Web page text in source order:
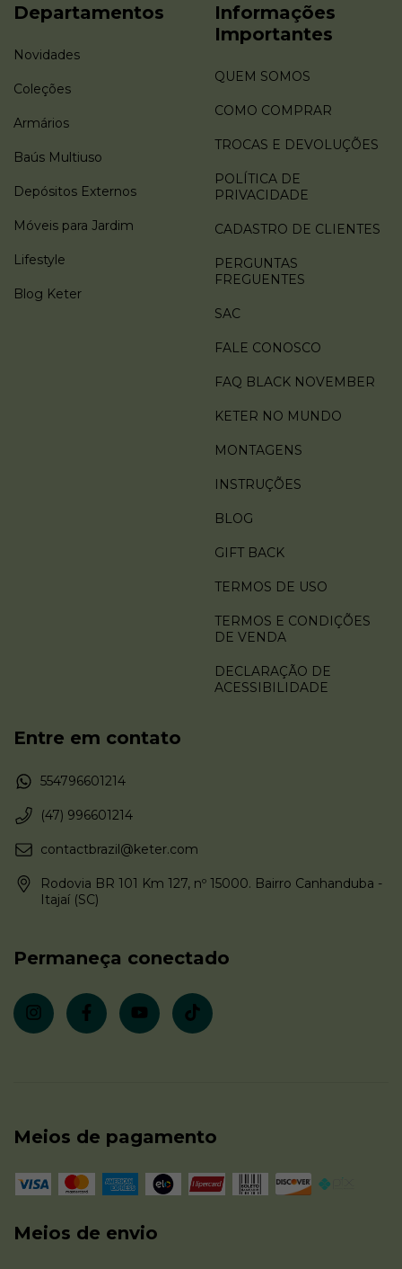
Departamentos
Novidades
Coleções
Armários
Baús Multiuso
Depósitos Externos
Móveis para Jardim
Lifestyle
Blog Keter
Informações
Importantes
QUEM SOMOS
COMO COMPRAR
TROCAS E DEVOLUÇÕES
POLÍTICA DE
PRIVACIDADE
CADASTRO DE CLIENTES
PERGUNTAS
FREGUENTES
SAC
FALE CONOSCO
FAQ BLACK NOVEMBER
KETER NO MUNDO
MONTAGENS
INSTRUÇÕES
BLOG
GIFT BACK
TERMOS DE USO
TERMOS E CONDIÇÕES
DE VENDA
DECLARAÇÃO DE
ACESSIBILIDADE
Entre em contato
554796601214
(47) 996601214
contactbrazil@keter.com
Rodovia BR 101 Km 127, nº 15000. Bairro Canhanduba -
Itajaí (SC)
Permaneça conectado
Meios de pagamento
Meios de envio